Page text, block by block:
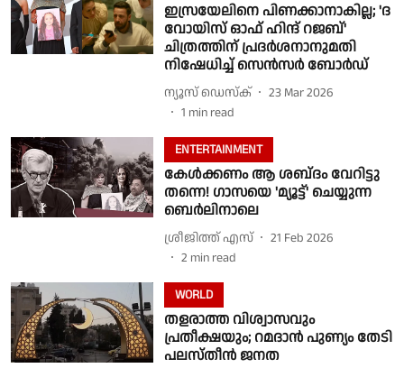
ഇസ്രയേലിനെ പിണക്കാനാകില്ല; 'ദ
വോയിസ് ഓഫ് ഹിന്ദ് റജബ്'
ചിത്രത്തിന് പ്രദർശനാനുമതി
നിഷേധിച്ച് സെൻസർ ബോർഡ്
ന്യൂസ് ഡെസ്ക്
23 Mar 2026
1 min read
ENTERTAINMENT
കേൾക്കണം ആ ശബ്‌ദം വേറിട്ടു
തന്നെ! ഗാസയെ 'മ്യൂട്ട്' ചെയ്യുന്ന
ബെർലിനാലെ
ശ്രീജിത്ത് എസ്
21 Feb 2026
2 min read
WORLD
തളരാത്ത വിശ്വാസവും
പ്രതീക്ഷയും; റമദാൻ പുണ്യം തേടി
പലസ്തീൻ ജനത